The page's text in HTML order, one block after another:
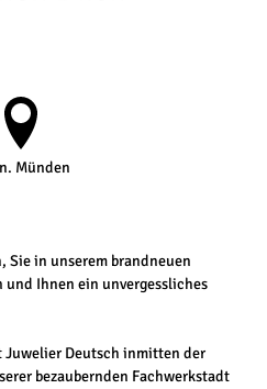
Münden
in unserem brandneuen
Ihnen ein unvergessliches
Juwelier Deutsch inmitten der
bezaubernden Fachwerkstadt